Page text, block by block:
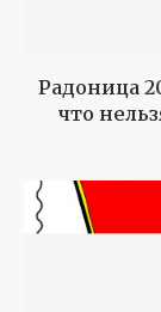
Радоница
что